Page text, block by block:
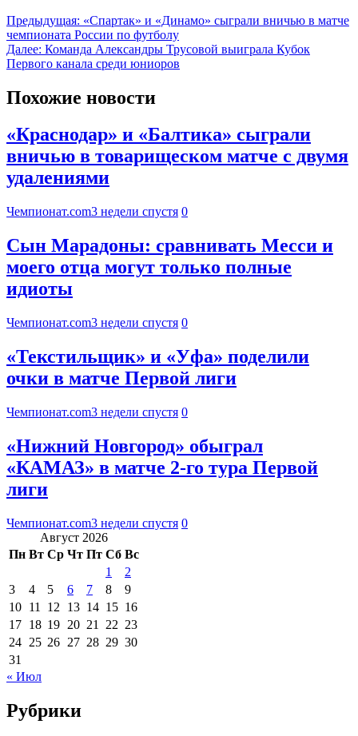
Предыдущая: «Спартак» и «Динамо» сыграли вничью в матче
чемпионата России по футболу
Далее: Команда Александры Трусовой выиграла Кубок
Первого канала среди юниоров
Похожие новости
«Краснодар» и «Балтика» сыграли
вничью в товарищеском матче с двумя
удалениями
Чемпионат.com3 недели спустя 0
Сын Марадоны: сравнивать Месси и
моего отца могут только полные
идиоты
Чемпионат.com3 недели спустя 0
«Текстильщик» и «Уфа» поделили
очки в матче Первой лиги
Чемпионат.com3 недели спустя 0
«Нижний Новгород» обыграл
«КАМАЗ» в матче 2-го тура Первой
лиги
Чемпионат.com3 недели спустя 0
Август 2026
Пн Вт Ср Чт Пт Сб Вс
1
2
3
4 5 6 7 8
9
10 11 12 13 14 15 16
17 18 19 20 21 22 23
24 25 26 27 28 29 30
31
« Июл
Рубрики